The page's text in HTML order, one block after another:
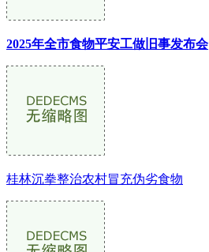
2025年全市食物平安工做旧事发布会
桂林沉拳整治农村冒充伪劣食物